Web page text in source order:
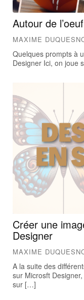
Autour de
MAXIME
Quelques prompts à
Designer Ici, on
Créer une
Designer
MAXIME
A la suite des
sur Microsft
sur […]